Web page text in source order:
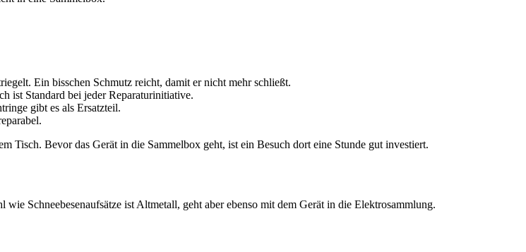
Ein bisschen Schmutz reicht, damit er nicht mehr schließt.
ist Standard bei jeder Reparaturinitiative.
gibt es als Ersatzteil.
Tisch. Bevor das Gerät in die Sammelbox geht, ist ein Besuch dort eine Stunde gut investiert.
Schneebesenaufsätze ist Altmetall, geht aber ebenso mit dem Gerät in die Elektrosammlung.